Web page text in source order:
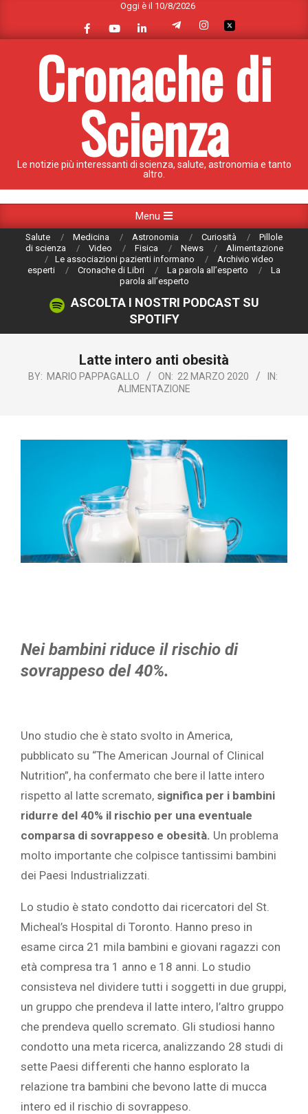
content
Oggi è il 10/8/2026
Cronache di
Scienza
Le notizie più interessanti di scienza, salute, astronomia e tanto
altro.
Navigation
Menu
Salute Medicina Astronomia Curiosità
Pillole
di scienza
Video Fisica News
Alimentazione
Le associazioni pazienti informano
Archivio video
esperti
Cronache di Libri La parola all’esperto
La
parola all’esperto
ASCOLTA I NOSTRI PODCAST SU
SPOTIFY
Latte intero anti obesità
BY: MARIO PAPPAGALLO ON: 22 MARZO 2020
IN:
ALIMENTAZIONE
Nei bambini riduce il rischio di
sovrappeso del 40%.
Uno studio che è stato svolto in America,
pubblicato su “The American Journal of Clinical
Nutrition”, ha confermato che bere il latte intero
rispetto al latte scremato, significa per i bambini
ridurre del 40% il rischio per una eventuale
comparsa di sovrappeso e obesità. Un problema
molto importante che colpisce tantissimi bambini
dei Paesi Industrializzati.
Lo studio è stato condotto dai ricercatori del St.
Micheal’s Hospital di Toronto. Hanno preso in
esame circa 21 mila bambini e giovani ragazzi con
età compresa tra 1 anno e 18 anni. Lo studio
consisteva nel dividere tutti i soggetti in due gruppi,
un gruppo che prendeva il latte intero, l’altro gruppo
che prendeva quello scremato. Gli studiosi hanno
condotto una meta ricerca, analizzando 28 studi di
sette Paesi differenti che hanno esplorato la
relazione tra bambini che bevono latte di mucca
intero ed il rischio di sovrappeso.